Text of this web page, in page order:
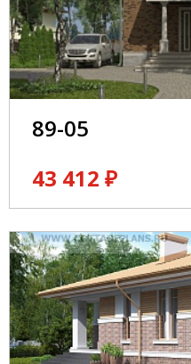
89-05
43 412 ₽